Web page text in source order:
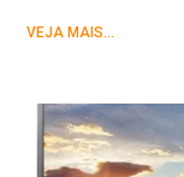
VEJA MAIS...